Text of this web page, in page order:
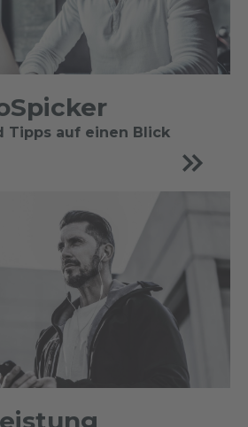
Tipps auf einen Blick